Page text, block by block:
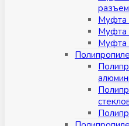
Муфта
Муфта
Муфта